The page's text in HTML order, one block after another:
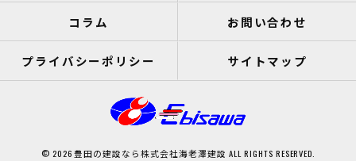
コラム お問い合わせ
プライバシーポリシー サイトマップ
© 2026 豊田の建設なら株式会社海老澤建設 ALL RIGHTS RESERVED.